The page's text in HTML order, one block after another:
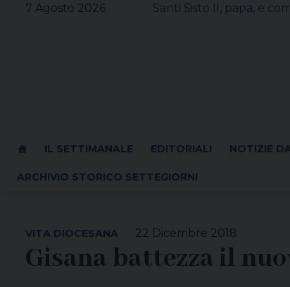
7 Agosto 2026 Santi Sisto II, papa, e
IL SETTIMANALE EDITORIALI NOTIZIE
ARCHIVIO STORICO SETTEGIORNI
22 Dicembre 2018
VITA DIOCESANA
Gisana battezza il